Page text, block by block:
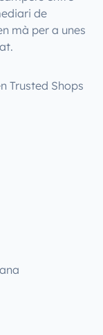
de
mà per a unes
Trusted Shops